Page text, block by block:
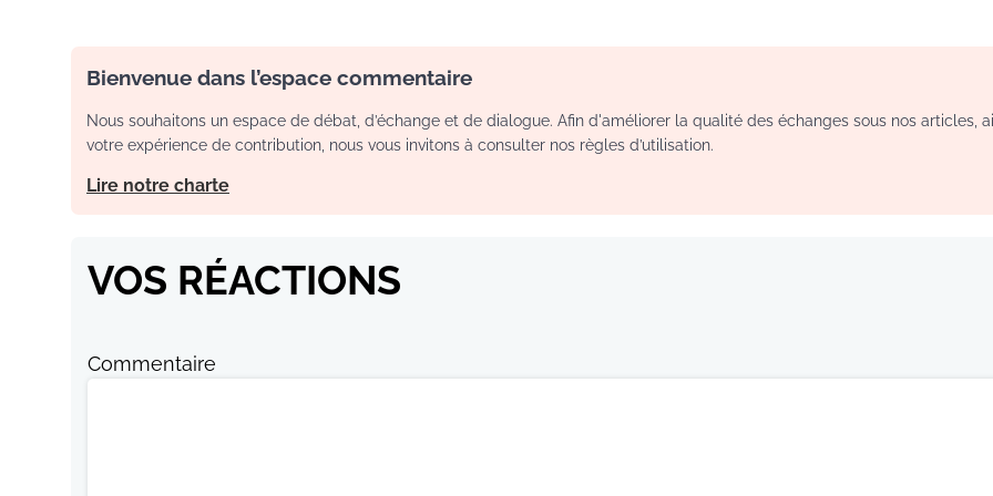
Bienvenue dans l’espace commentaire
Nous souhaitons un espace de débat, d’échange et de dialogue. Afin d'améliorer la qualité des échanges sous nos articles,
votre expérience de contribution, nous vous invitons à consulter nos règles d’utilisation.
Lire notre charte
VOS RÉACTIONS
Commentaire